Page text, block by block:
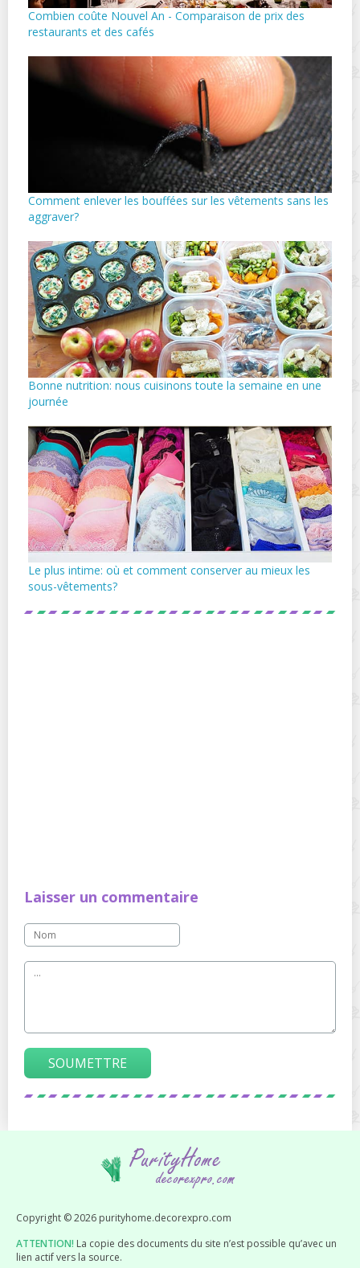
Combien coûte Nouvel An - Comparaison de prix des
restaurants et des cafés
Comment enlever les bouffées sur les vêtements sans les
aggraver?
Bonne nutrition: nous cuisinons toute la semaine en une
journée
Le plus intime: où et comment conserver au mieux les
sous-vêtements?
Laisser un commentaire
SOUMETTRE
Copyright © 2026 purityhome.decorexpro.com
ATTENTION! La copie des documents du site n’est possible qu’avec un
lien actif vers la source.